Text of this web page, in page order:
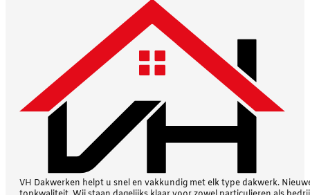
VH Dakwerken helpt u snel en vakkundig met elk type dakwerk.